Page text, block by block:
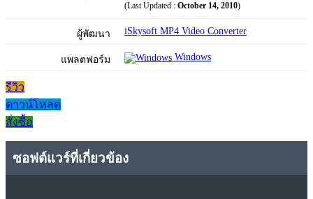
(Last Updated : October 14, 2010)
ผู้พัฒนา iSkysoft MP4 Video Converter
แพลตฟอร์ม Windows
รีวิว
ดาวน์โหลด
สั่งซื้อ
ซอฟต์แวร์ที่เกี่ยวข้อง